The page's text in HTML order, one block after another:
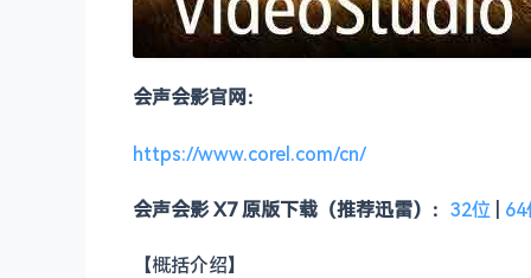
会声会影官网：
https://www.corel.com/cn/
会声会影 X7 原版下载（推荐迅雷）： 32位
【概括介绍】